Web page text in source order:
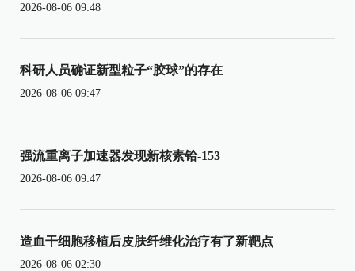
2026-08-06 09:48
科研人员确证新型粒子“胶球”的存在
2026-08-06 09:47
强流重离子加速器发现新核素铪-153
2026-08-06 09:47
造血干细胞移植后皮肤纤维化治疗有了新靶点
2026-08-06 02:30